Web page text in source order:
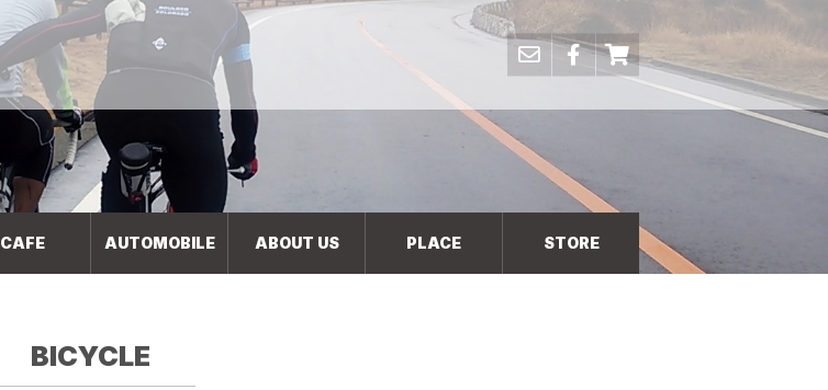
CAFE AUTOMOBILE ABOUT US PLACE STORE
BICYCLE